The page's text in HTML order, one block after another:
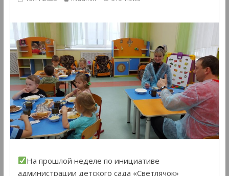
На прошлой неделе по инициативе
администрации детского сада «Светлячок»